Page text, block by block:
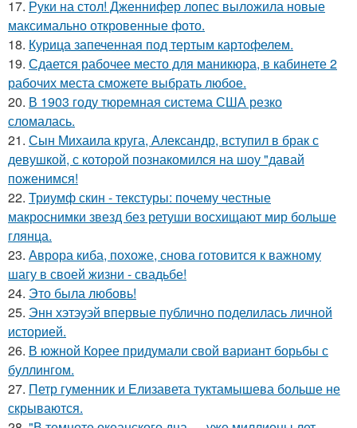
17. Руки на стол! Дженнифер лопес выложила новые
максимально откровенные фото.
18. Курица запеченная под тертым картофелем.
19. Сдается рабочее место для маникюра, в кабинете 2
рабочих места сможете выбрать любое.
20. В 1903 году тюремная система США резко
сломалась.
21. Сын Михаила круга, Александр, вступил в брак с
девушкой, с которой познакомился на шоу "давай
поженимся!
22. Триумф скин - текстуры: почему честные
макроснимки звезд без ретуши восхищают мир больше
глянца.
23. Аврора киба, похоже, снова готовится к важному
шагу в своей жизни - свадьбе!
24. Это была любовь!
25. Энн хэтэуэй впервые публично поделилась личной
историей.
26. В южной Корее придумали свой вариант борьбы с
буллингом.
27. Петр гуменник и Елизавета туктамышева больше не
скрываются.